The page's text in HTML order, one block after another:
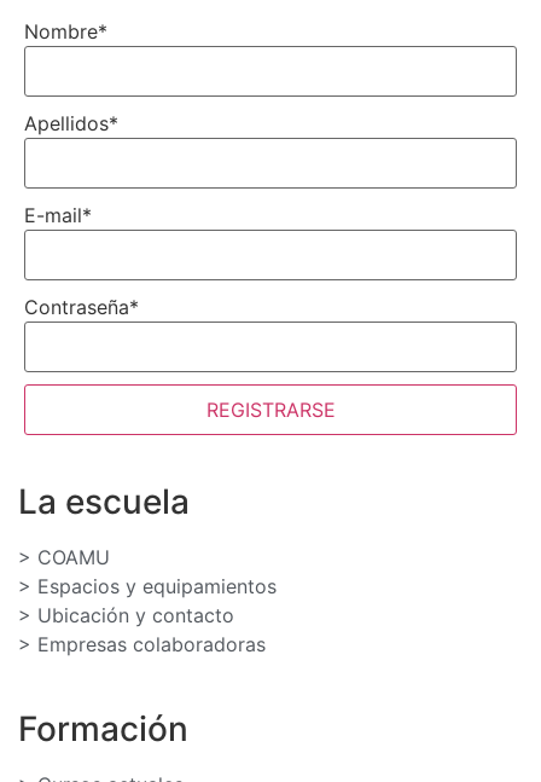
Nombre*
Apellidos*
E-mail*
Contraseña*
REGISTRARSE
La escuela
> COAMU
> Espacios y equipamientos
> Ubicación y contacto
> Empresas colaboradoras
Formación